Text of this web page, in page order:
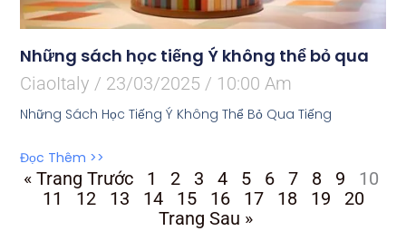
Những sách học tiếng Ý không thể bỏ qua
CiaoItaly 23/03/2025 10:00 Am
Những Sách Học Tiếng Ý Không Thể Bỏ Qua Tiếng
Đọc Thêm >>
« Trang Trước 1 2 3 4 5 6 7 8 9
10
11
12 13 14 15 16 17 18 19
20
Trang Sau »